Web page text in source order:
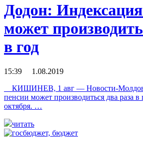
Додон:
может
в год
15:39 1.08.2019
КИШИНЕВ, 1 авг — Новости-
пенсии может производиться два раза в
октября. …
читать